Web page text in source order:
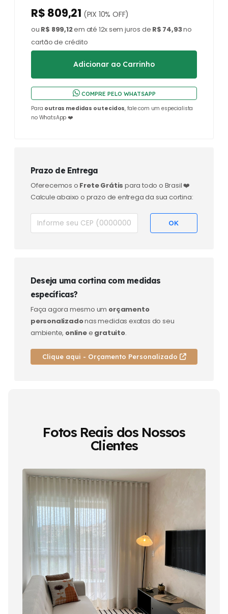
R$ 809,21 (PIX 10% OFF)
ou R$ 899,12em até 12x sem juros de R$ 74,93no
cartão de crédito
COMPRE PELO WHATSAPP
Para outras medidas ou tecidos, fale com um especialista
no WhatsApp ❤️
Prazo de Entrega
Oferecemos o Frete Grátis para todo o Brasil ❤️
Calcule abaixo o prazo de entrega da sua cortina:
Deseja uma cortina com medidas
específicas?
Faça agora mesmo um orçamento
personalizadonas medidas exatas do seu
ambiente, onlinee gratuito.
Clique aqui - Orçamento Personalizado
Fotos Reais dos Nossos
Clientes